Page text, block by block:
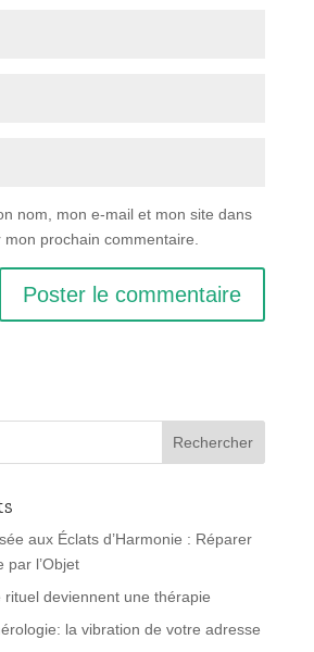
nom, mon e-mail et mon site dans
prochain commentaire.
aux Éclats d’Harmonie : Réparer
par l’Objet
rituel deviennent une thérapie
la vibration de votre adresse